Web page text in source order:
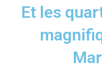
Et les